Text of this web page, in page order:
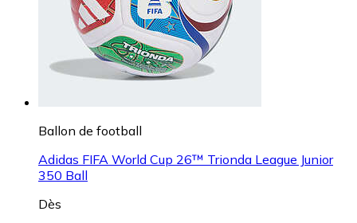
Ballon de football
Adidas FIFA World Cup 26™ Trionda League Junior
350 Ball
Dès